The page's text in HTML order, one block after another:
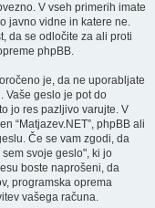
V vseh primerih imate
javno vidne in katere ne.
da se odločite za ali proti
phpBB.
je, da ne uporabljate
Vaše geslo je pot do
jo res pazljivo varujte. V
“Matjazev.NET”, phpBB ali
Če se vam zgodi, da
svoje geslo", ki jo
boste naprošeni, da
programska oprema
vašega računa.